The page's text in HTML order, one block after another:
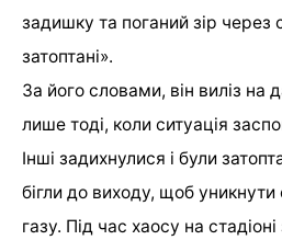
задишку та поганий зір через
затоптані».
За його словами, він виліз на
лише тоді, коли ситуація
Інші задихнулися і були
бігли до виходу, щоб уникнути
газу. Під час хаосу на